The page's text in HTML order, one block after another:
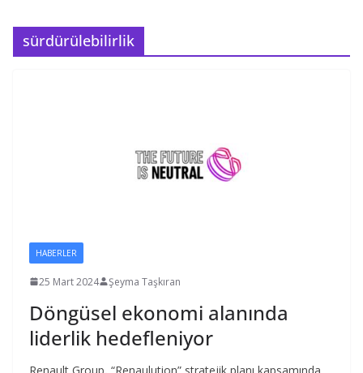
sürdürülebilirlik
HABERLER
25 Mart 2024 Şeyma Taşkıran
Döngüsel ekonomi alanında
liderlik hedefleniyor
Renault Group, “Renaulution” stratejik planı kapsamında